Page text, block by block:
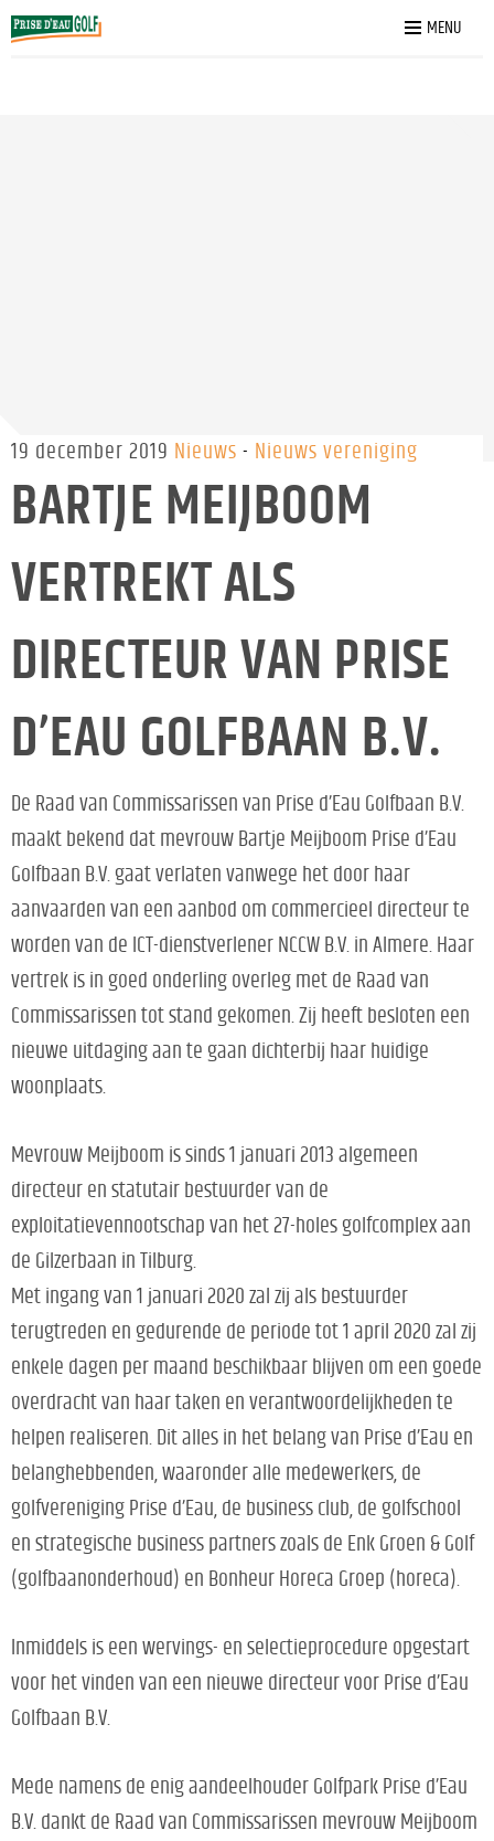
MENU
Home
Prise d’Eau Golfbaan B.V.
19 december 2019 Nieuws Nieuws vereniging
BARTJE MEIJBOOM
VERTREKT ALS
DIRECTEUR VAN PRISE
D’EAU GOLFBAAN B.V.
De Raad van Commissarissen van Prise d’Eau Golfbaan B.V.
maakt bekend dat mevrouw Bartje Meijboom Prise d’Eau
Golfbaan B.V. gaat verlaten vanwege het door haar
aanvaarden van een aanbod om commercieel directeur te
worden van de ICT-dienstverlener NCCW B.V. in Almere. Haar
vertrek is in goed onderling overleg met de Raad van
Commissarissen tot stand gekomen. Zij heeft besloten een
nieuwe uitdaging aan te gaan dichterbij haar huidige
woonplaats.
Mevrouw Meijboom is sinds 1 januari 2013 algemeen
directeur en statutair bestuurder van de
exploitatievennootschap van het 27-holes golfcomplex aan
de Gilzerbaan in Tilburg.
Met ingang van 1 januari 2020 zal zij als bestuurder
terugtreden en gedurende de periode tot 1 april 2020 zal zij
enkele dagen per maand beschikbaar blijven om een goede
overdracht van haar taken en verantwoordelijkheden te
helpen realiseren. Dit alles in het belang van Prise d’Eau en
belanghebbenden, waaronder alle medewerkers, de
golfvereniging Prise d’Eau, de business club, de golfschool
en strategische business partners zoals de Enk Groen & Golf
(golfbaanonderhoud) en Bonheur Horeca Groep (horeca).
Inmiddels is een wervings- en selectieprocedure opgestart
voor het vinden van een nieuwe directeur voor Prise d’Eau
Golfbaan B.V.
Mede namens de enig aandeelhouder Golfpark Prise d’Eau
B.V. dankt de Raad van Commissarissen mevrouw Meijboom